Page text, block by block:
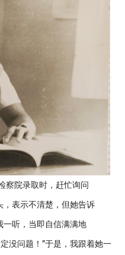
院录取时，赶忙询问
，表示不清楚，但她告诉
一听，当即自信满满地
没问题！”于是，我跟着她一